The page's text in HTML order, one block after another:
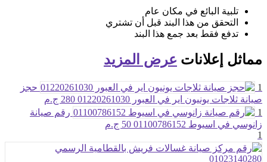
تلبية البائع في مكان عام
التحقق من هذا البند قبل أن تشتري
تدفع فقط بعد جمع هذا البند
مماثل إعلانات عرض المزيد
1
حجز
صيانة ثلاجات يونيون اير في العبور 01220261030
280 ج.م
1
رقم صيانة
زانوسي في اسيوط 01100786152
50 ج.م
1